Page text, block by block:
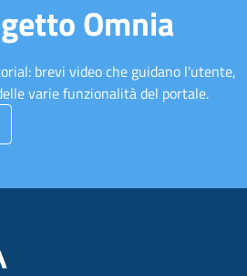
Omnia
brevi video che guidano l'utente,
varie funzionalità del portale.